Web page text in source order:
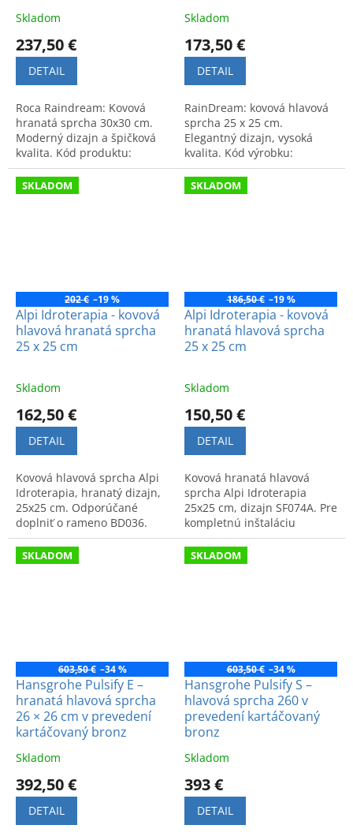
Skladom
237,50 €
DETAIL
Roca Raindream: Kovová
hranatá sprcha 30x30 cm.
Moderný dizajn a špičková
kvalita. Kód produktu:
A5B2750C00.
Skladom
173,50 €
DETAIL
RainDream: kovová hlavová
sprcha 25 x 25 cm.
Elegantný dizajn, vysoká
kvalita. Kód výrobku:
A5B2450C00.
SKLADOM
202 € –19 %
Alpi Idroterapia - kovová
hlavová hranatá sprcha
25 x 25 cm
Skladom
162,50 €
DETAIL
Kovová hlavová sprcha Alpi
Idroterapia, hranatý dizajn,
25x25 cm. Odporúčané
doplniť o rameno BD036.
Špičková kvalita SF068A.
SKLADOM
186,50 € –19 %
Alpi Idroterapia - kovová
hranatá hlavová sprcha
25 x 25 cm
Skladom
150,50 €
DETAIL
Kovová hranatá hlavová
sprcha Alpi Idroterapia
25x25 cm, dizajn SF074A. Pre
kompletnú inštaláciu
odporúčame sprchové
rameno BD036.
SKLADOM
603,50 € –34 %
Hansgrohe Pulsify E –
hranatá hlavová sprcha
26 × 26 cm v prevedení
kartáčovaný bronz
Skladom
392,50 €
DETAIL
SKLADOM
603,50 € –34 %
Hansgrohe Pulsify S –
hlavová sprcha 260 v
prevedení kartáčovaný
bronz
Skladom
393 €
DETAIL